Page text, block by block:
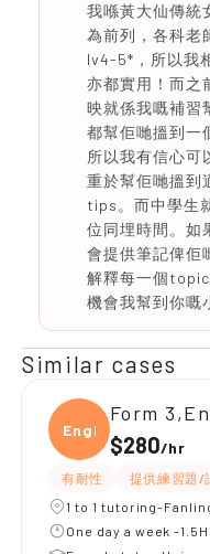
我喺黃大仙傳統
為前列，各科
lv4-5*，所以我
亦都實用！而之
映就係我嘅補習
都幫佢哋搵到一
所以我有信心可
重於幫佢哋搵到
tips。而中學生
位同埋時間。如
會提供筆記俾佢
解釋每一個
機會我幫到你嘅
Similar cases
Engli
Form
$280/hr
有耐性 提供練習題/
1 to 1 tutoring-
One day a week -